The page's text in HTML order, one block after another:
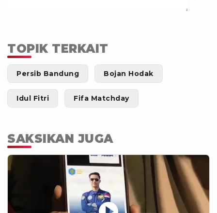
TOPIK TERKAIT
Persib Bandung Bojan Hodak
Idul Fitri Fifa Matchday
SAKSIKAN JUGA